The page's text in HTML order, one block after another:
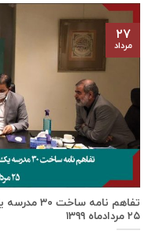
۲۵ مردادماه ۱۳۹۹
۲۷
مرداد